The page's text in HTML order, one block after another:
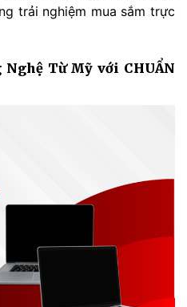
trải nghiệm mua sắm trực
Nghệ Từ Mỹ với CHUẨN